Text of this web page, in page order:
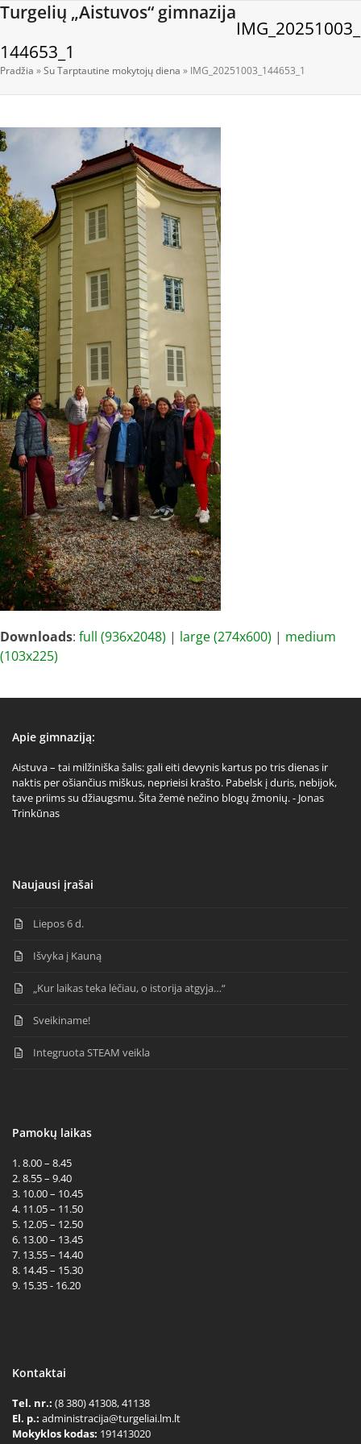
Skip
content
Turgelių „Aistuvos“ gimnazija
Open
menu
Close
menu
IMG_20251003_
144653_1
Pradžia »Su Tarptautine mokytojų diena » IMG_20251003_144653_1
Downloads: full (936x2048) | large (274x600) | medium
(103x225)
Apie gimnaziją:
Aistuva – tai milžiniška šalis: gali eiti devynis kartus po tris dienas ir
naktis per ošiančius miškus, neprieisi krašto. Pabelsk į duris, nebijok,
tave priims su džiaugsmu. Šita žemė nežino blogų žmonių. - Jonas
Trinkūnas
Naujausi įrašai
Liepos 6 d.
Išvyka į Kauną
„Kur laikas teka lėčiau, o istorija atgyja…“
Sveikiname!
Integruota STEAM veikla
Pamokų laikas
1. 8.00 – 8.45
2. 8.55 – 9.40
3. 10.00 – 10.45
4. 11.05 – 11.50
5. 12.05 – 12.50
6. 13.00 – 13.45
7. 13.55 – 14.40
8. 14.45 – 15.30
9. 15.35 - 16.20
Kontaktai
Tel. nr.: (8 380) 41308, 41138
El. p.: administracija@turgeliai.lm.lt
Mokyklos kodas: 191413020